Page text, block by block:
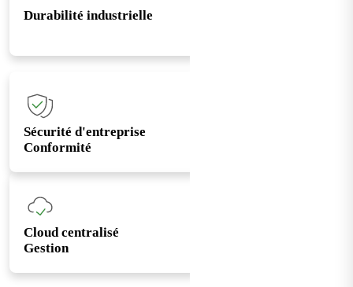
Durabilité industrielle
Sécurité d'entreprise
Conformité
Cloud centralisé
Gestion